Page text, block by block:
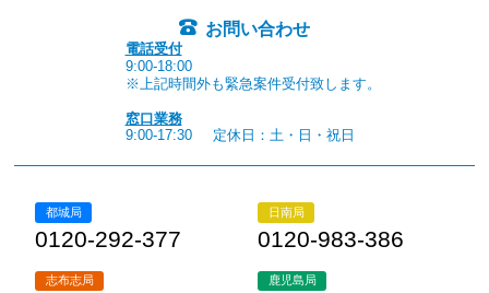
お問い合わせ
電話受付
9:00-18:00
※上記時間外も緊急案件受付致します。
窓口業務
9:00-17:30
定休日：土・日・祝日
都城局
0120-292-377
日南局
0120-983-386
志布志局 鹿児島局